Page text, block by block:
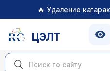
🔥 Удаление
ЦЭЛТ